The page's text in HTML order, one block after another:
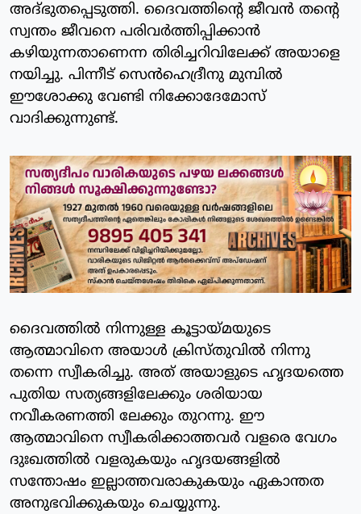
അദ്ഭുതപ്പെടുത്തി. ദൈവത്തിന്റെ ജീവന്‍ തന്റെ
സ്വന്തം ജീവനെ പരിവര്‍ത്തിപ്പിക്കാന്‍
കഴിയുന്നതാണെന്ന തിരിച്ചറിവിലേക്ക് അയാളെ
നയിച്ചു. പിന്നീട് സെന്‍ഹെദ്രീനു മുമ്പില്‍
ഈശോക്കു വേണ്ടി നിക്കോദേമോസ്
വാദിക്കുന്നുണ്ട്.
ദൈവത്തില്‍ നിന്നുള്ള കൂട്ടായ്മയുടെ
ആത്മാവിനെ അയാള്‍ ക്രിസ്തുവില്‍ നിന്നു
തന്നെ സ്വീകരിച്ചു. അത് അയാളുടെ ഹൃദയത്തെ
പുതിയ സത്യങ്ങളിലേക്കും ശരിയായ
നവീകരണത്തി ലേക്കും തുറന്നു. ഈ
ആത്മാവിനെ സ്വീകരിക്കാത്തവര്‍ വളരെ വേഗം
ദുഃഖത്തില്‍ വളരുകയും ഹൃദയങ്ങളില്‍
സന്തോഷം ഇല്ലാത്തവരാകുകയും ഏകാന്തത
അനുഭവിക്കുകയും ചെയ്യുന്നു.